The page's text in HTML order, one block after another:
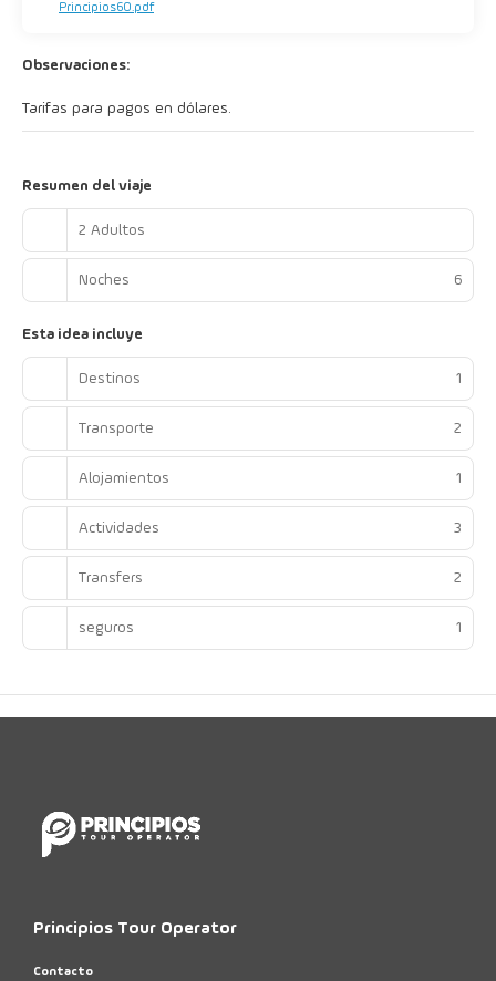
Principios60.pdf
Observaciones:
Tarifas para pagos en dólares.
Resumen del viaje
2 Adultos
Noches 6
Esta idea incluye
Destinos 1
Transporte 2
Alojamientos 1
Actividades 3
Transfers 2
seguros 1
Principios Tour Operator
Contacto